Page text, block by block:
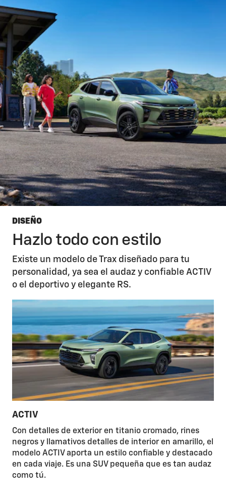
DISEÑO
Hazlo todo con estilo
Existe un modelo de Trax diseñado para tu
personalidad, ya sea el audaz y confiable ACTIV
o el deportivo y elegante RS.
ACTIV
Con detalles de exterior en titanio cromado, rines
negros y llamativos detalles de interior en amarillo, el
modelo ACTIV aporta un estilo confiable y destacado
en cada viaje. Es una SUV pequeña que es tan audaz
como tú.